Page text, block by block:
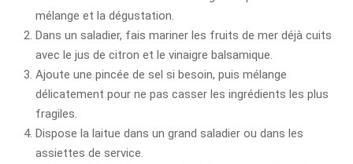
mélange et la dégustation.
Dans un saladier, fais mariner les fruits de mer déjà cuits
avec le jus de citron et le vinaigre balsamique.
Ajoute une pincée de sel si besoin, puis mélange
délicatement pour ne pas casser les ingrédients les plus
fragiles.
Dispose la laitue dans un grand saladier ou dans les
assiettes de service.